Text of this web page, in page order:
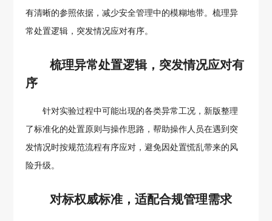
有清晰的参照依据，减少安全管理中的模糊地带。梳理异
常处置逻辑，突发情况应对有序。
梳理异常处置逻辑，突发情况应对有
序
针对实验过程中可能出现的各类异常工况，新版整理
了标准化的处置原则与操作思路，帮助操作人员在遇到突
发情况时按规范流程有序应对，避免因处置慌乱带来的风
险升级。
对标权威标准，适配合规管理需求